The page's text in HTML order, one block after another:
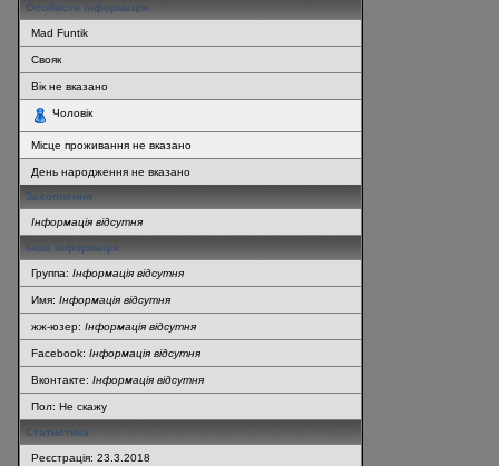
Особиста інформація
Mad Funtik
Свояк
Вік не вказано
Чоловік
Місце проживання не вказано
День народження не вказано
Захоплення
Інформація відсутня
Інша інформація
Группа: Інформація відсутня
Имя: Інформація відсутня
жж-юзер: Інформація відсутня
Facebook: Інформація відсутня
Вконтакте: Інформація відсутня
Пол: Не скажу
Статистика
Реєстрація: 23.3.2018